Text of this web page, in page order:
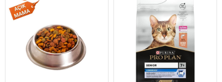
Vit.B2, Vit.B6, Vit. B12, Niasin, Folic Asit,
Mineraller Kalsiyum, Fosfor, Çinko, İyot, Bakır, Potasyum
Klorur, Taurine